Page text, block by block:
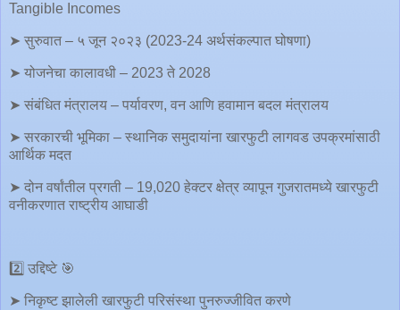
Tangible Incomes
➤ सुरुवात – ५ जून २०२३ (2023-24 अर्थसंकल्पात घोषणा)
➤ योजनेचा कालावधी – 2023 ते 2028
➤ संबंधित मंत्रालय – पर्यावरण, वन आणि हवामान बदल मंत्रालय
➤ सरकारची भूमिका – स्थानिक समुदायांना खारफुटी लागवड उपक्रमांसाठी
आर्थिक मदत
➤ दोन वर्षांतील प्रगती – 19,020 हेक्टर क्षेत्र व्यापून गुजरातमध्ये खारफुटी
वनीकरणात राष्ट्रीय आघाडी
2️⃣ उद्दिष्टे 🎯
➤ निकृष्ट झालेली खारफुटी परिसंस्था पुनरुज्जीवित करणे